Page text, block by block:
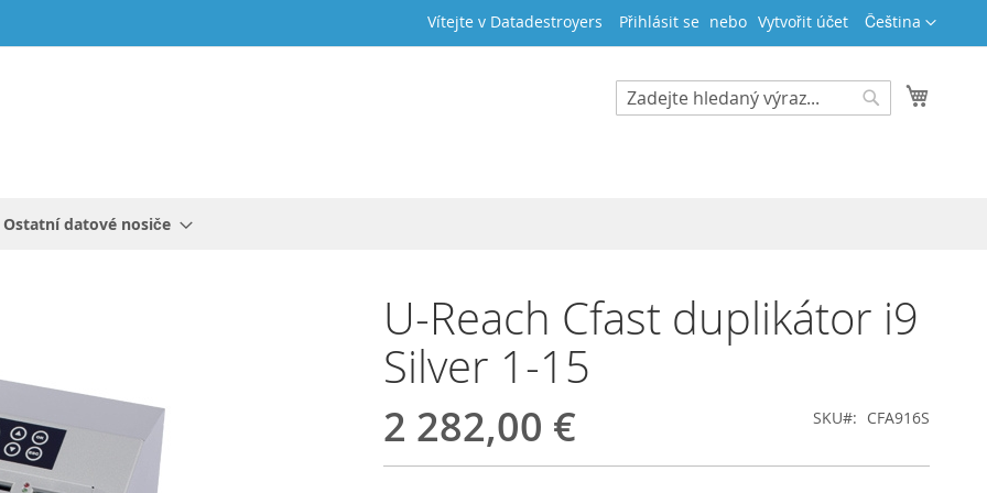
Jazyk
Čeština
Vítejte v Datadestroyers Přihlásit se Vytvořit účet
Search
Ostatní datové nosiče
U-Reach Cfast duplikátor i9
Silver 1-15
2 282,00 € SKU CFA916S